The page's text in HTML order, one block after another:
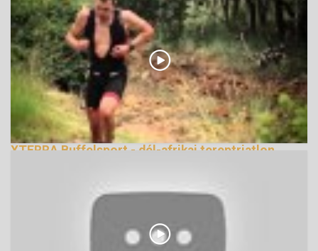
155454 Nézetek
XTERRA Buffelsport - dél-afrikai tereptriatlon